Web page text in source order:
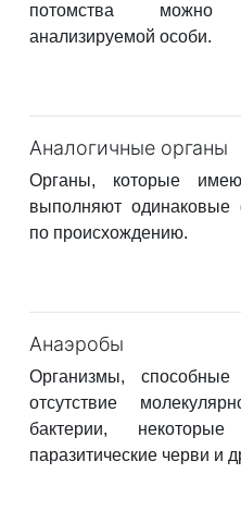
потомства можно
анализируемой особи.
Аналогичные органы
Органы, которые
выполняют одинаковые
по происхождению.
Анаэробы
Организмы,
отсутствие
бактерии,
паразитические черви и